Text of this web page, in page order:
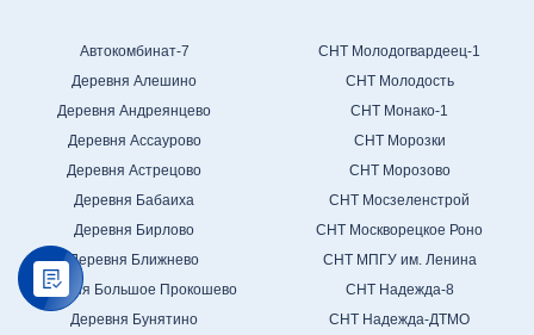
Автокомбинат-7
Деревня Алешино
Деревня Андреянцево
Деревня Ассаурово
Деревня Астрецово
Деревня Бабаиха
Деревня Бирлово
Деревня Ближнево
Деревня Большое Прокошево
Деревня Бунятино
СНТ Молодогвардеец-1
СНТ Молодость
СНТ Монако-1
СНТ Морозки
СНТ Морозово
СНТ Мосзеленстрой
СНТ Москворецкое Роно
СНТ МПГУ им. Ленина
СНТ Надежда-8
СНТ Надежда-ДТМО